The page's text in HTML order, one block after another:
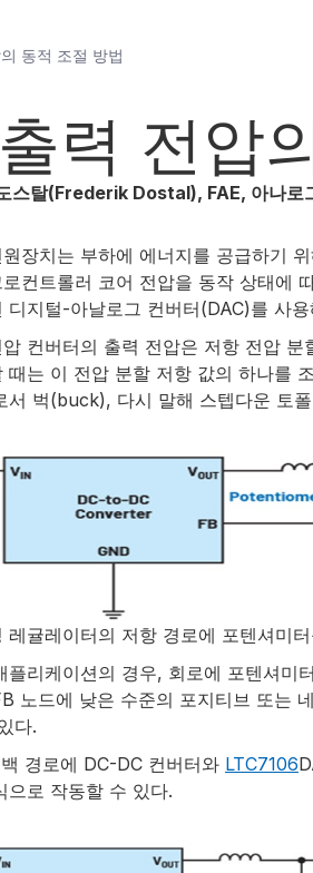
동적 조절 방법
력 전압
스탈(Frederik Dostal), FAE, 아나
장치는 부하에 에너지를 공급하기
컨트롤러 코어 전압을 동작 상태에
디지털-아날로그 컨버터(DAC)를 사
컨버터의 출력 전압은 저항 전압
때는 이 전압 분할 저항 값의 하나를
서 벅(buck), 다시 말해 스텝다운 토
레귤레이터의 저항 경로에 포텐셔미
플리케이션의 경우, 회로에 포텐셔미
노드에 낮은 수준의 포지티브 또는
다.
경로에 DC-DC 컨버터와 LTC7106
으로 작동할 수 있다.